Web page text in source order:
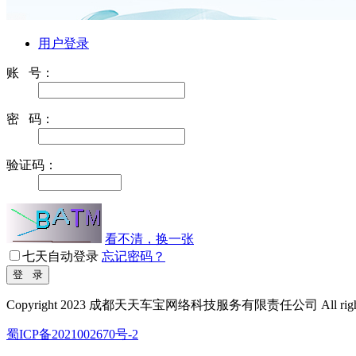
用户登录
账 号：
密 码：
验证码：
看不清，换一张
七天自动登录 忘记密码？
Copyright 2023 成都天天车宝网络科技服务有限责任公司 All
蜀ICP备2021002670号-2